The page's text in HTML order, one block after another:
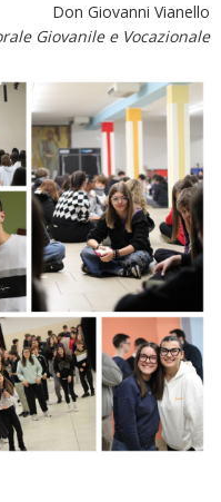
Don Giovanni Vianello
Giovanile e Vocazionale